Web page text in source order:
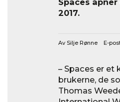
2017.
Av Silje Rønne E-
– Spaces er
brukerne, de
Thomas